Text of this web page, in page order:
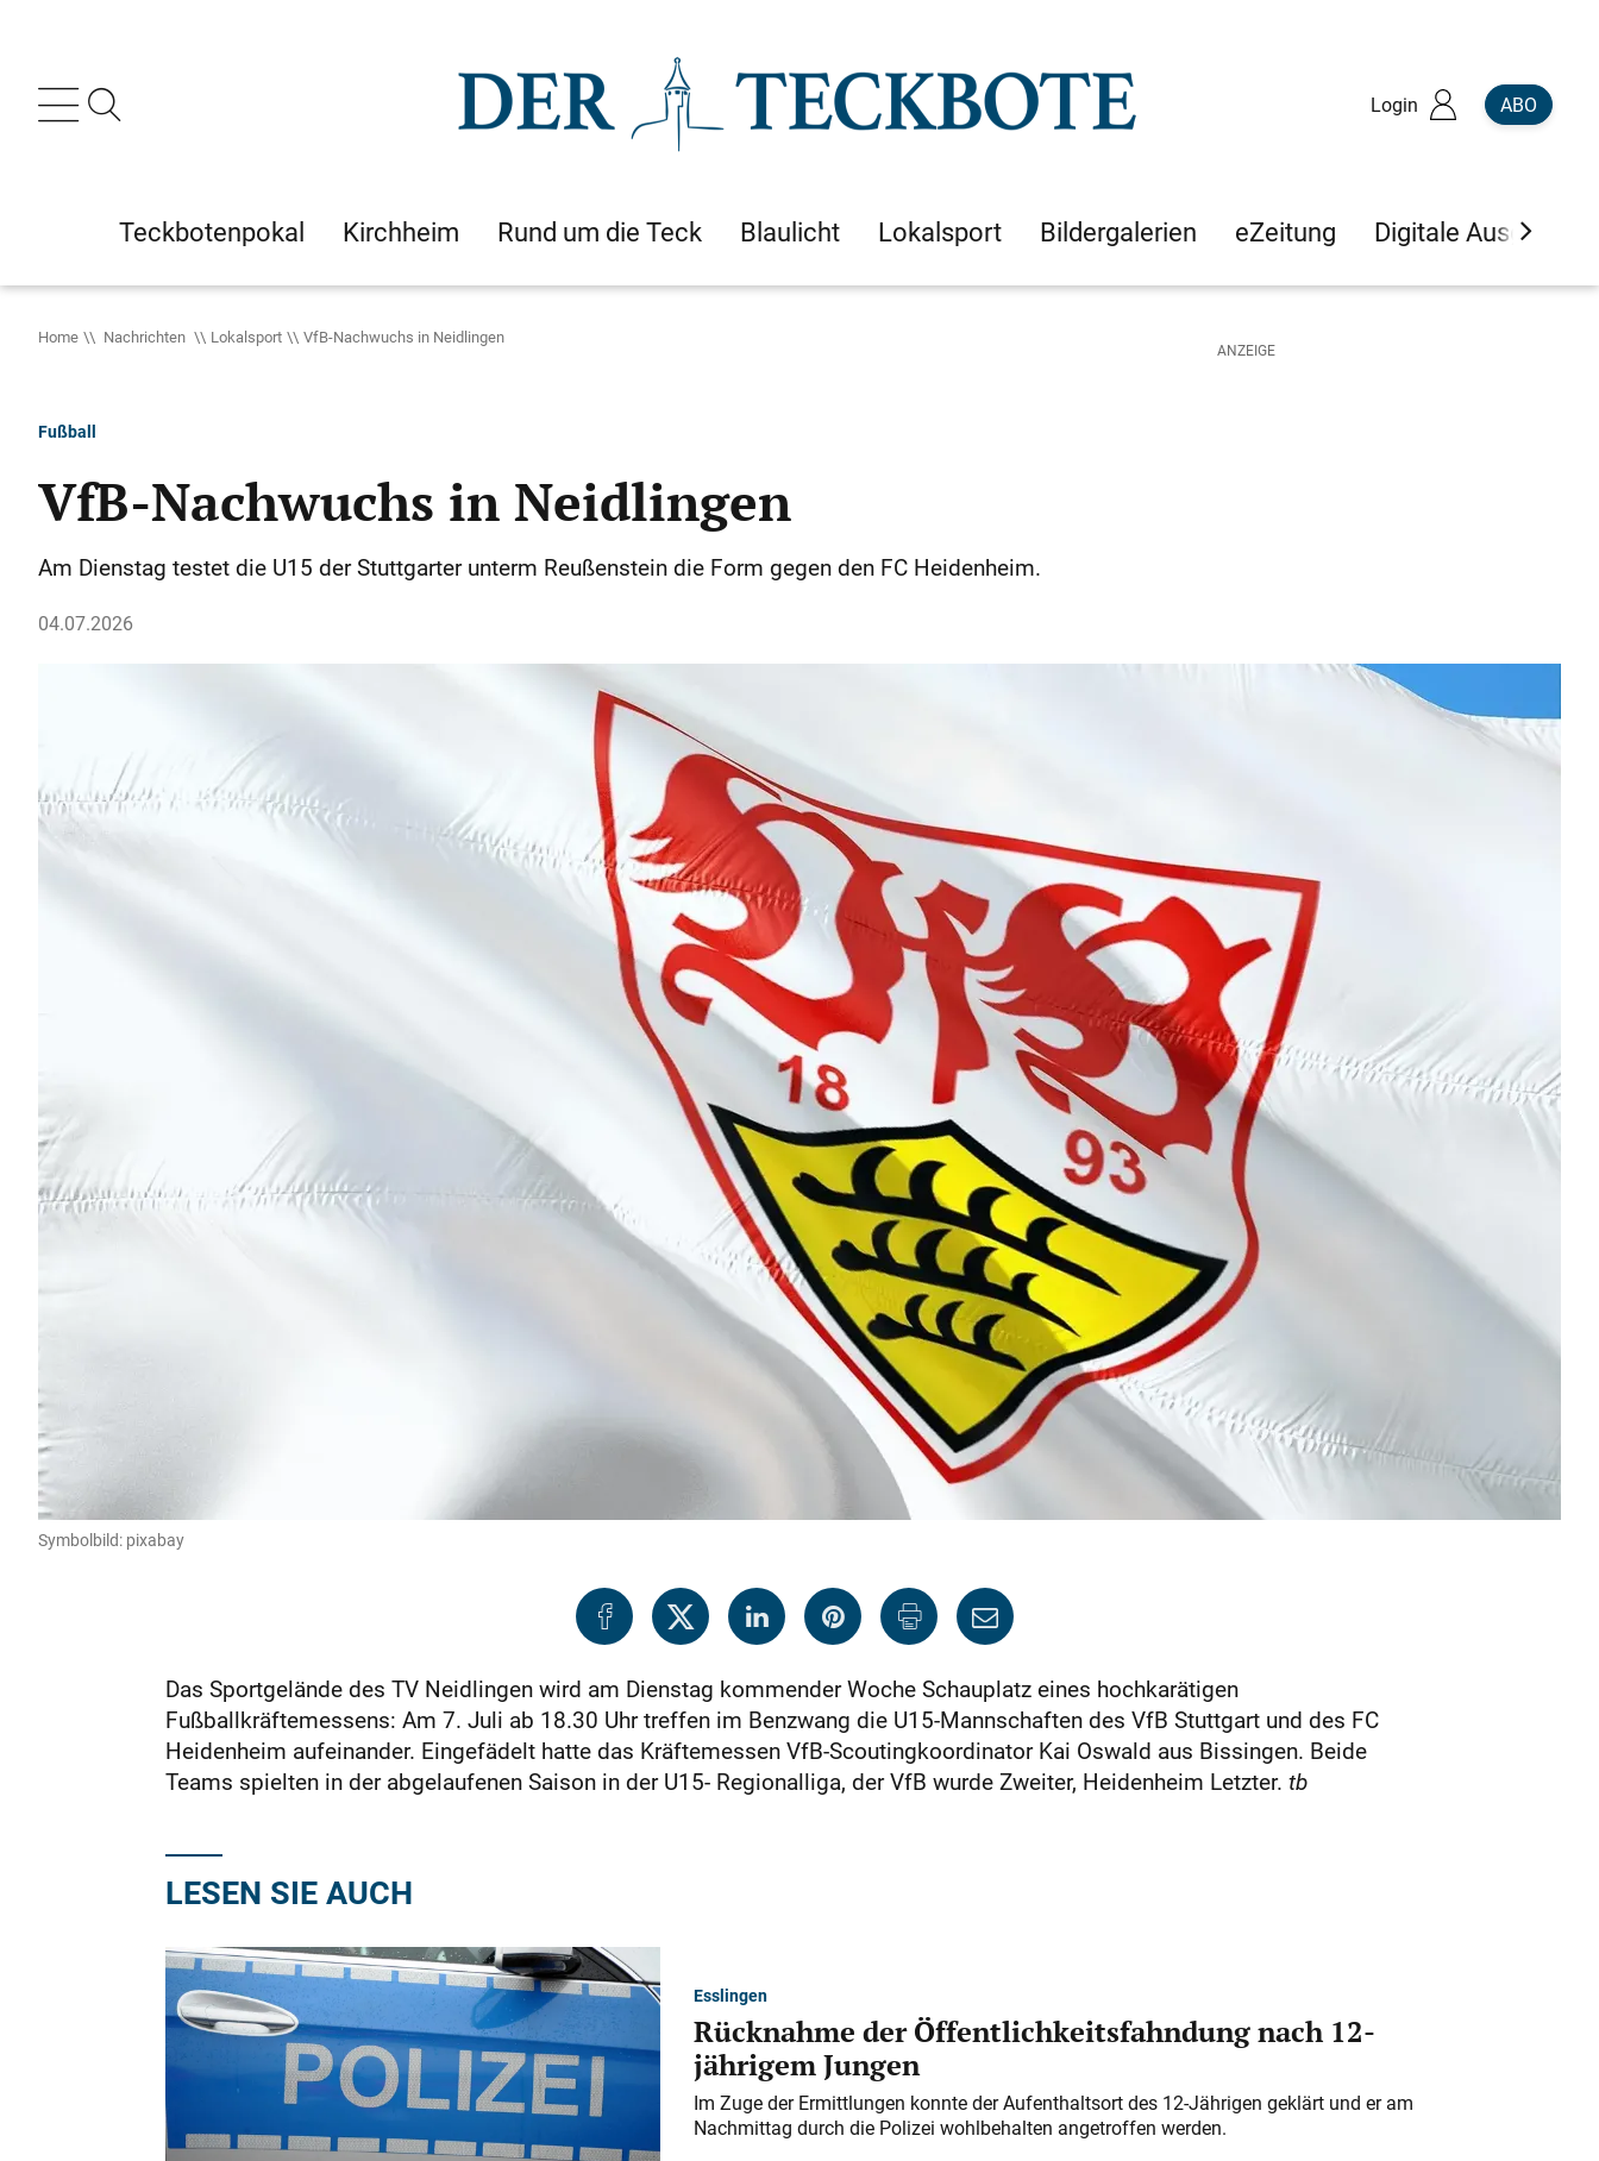
Login ABO
Teckbotenpokal Kirchheim Rund um die Teck Blaulicht Lokalsport Bildergalerien eZeitung Digitale Ausgaben
Home Nachrichten Lokalsport VfB-Nachwuchs in Neidlingen
Fußball
VfB-Nachwuchs in Neidlingen
Am Dienstag testet die U15 der Stuttgarter unterm Reußenstein die Form gegen den FC Heidenheim.
04.07.2026
Symbolbild: pixabay
Das Sportgelände des TV Neidlingen wird am Dienstag kommender Woche Schauplatz eines hochkarätigen
Fußballkräftemessens: Am 7. Juli ab 18.30 Uhr treffen im Benzwang die U15-Mannschaften des VfB Stuttgart und des FC
Heidenheim aufeinander. Eingefädelt hatte das Kräftemessen VfB-Scoutingkoordinator Kai Oswald aus Bissingen. Beide
Teams spielten in der abgelaufenen Saison in der U15- Regionalliga, der VfB wurde Zweiter, Heidenheim Letzter. tb
LESEN SIE AUCH
Esslingen
Rücknahme der Öffentlichkeitsfahndung nach 12-
jährigem Jungen
Im Zuge der Ermittlungen konnte der Aufenthaltsort des 12-Jährigen geklärt und er am
Nachmittag durch die Polizei wohlbehalten angetroffen werden.